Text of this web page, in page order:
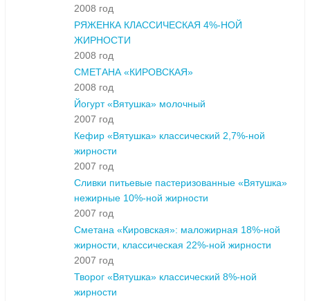
2008 год
РЯЖЕНКА КЛАССИЧЕСКАЯ 4%-НОЙ
ЖИРНОСТИ
2008 год
СМЕТАНА «КИРОВСКАЯ»
2008 год
Йогурт «Вятушка» молочный
2007 год
Кефир «Вятушка» классический 2,7%-ной
жирности
2007 год
Сливки питьевые пастеризованные «Вятушка»
нежирные 10%-ной жирности
2007 год
Сметана «Кировская»: маложирная 18%-ной
жирности, классическая 22%-ной жирности
2007 год
Творог «Вятушка» классический 8%-ной
жирности